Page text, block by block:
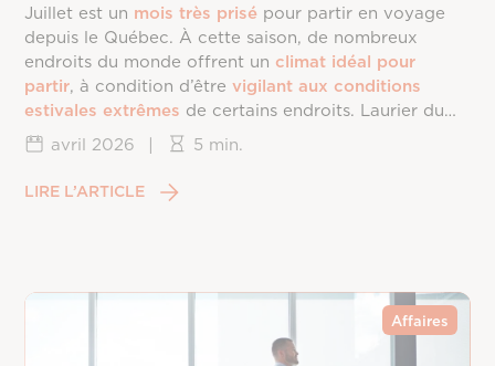
Juillet est un mois très prisé pour partir en voyage
depuis le Québec. À cette saison, de nombreux
endroits du monde offrent un climat idéal pour
partir, à condition d’êtrevigilant aux conditions
estivales extrêmes de certains endroits. Laurier du
Vallon vous dévoile les
meilleures destinations
voyage en
juillet
avril 2026 | 5 min.
LIRE L’ARTICLE
Affaires